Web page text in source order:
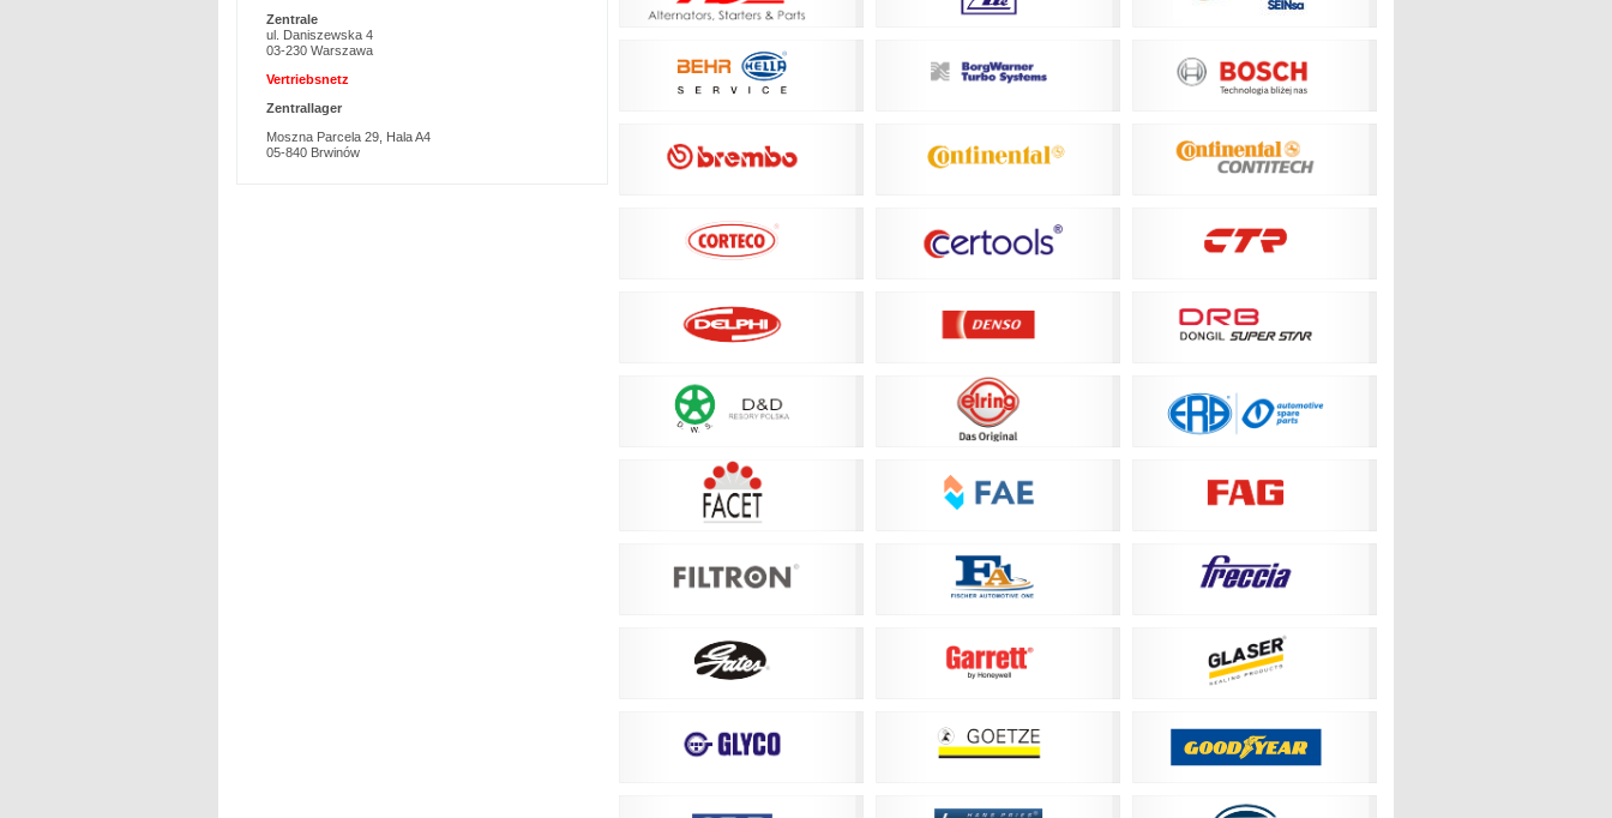
Zentrale
ul. Daniszewska 4
03-230 Warszawa
Vertriebsnetz
Zentrallager
Moszna Parcela 29, Hala A4
05-840 Brwinów